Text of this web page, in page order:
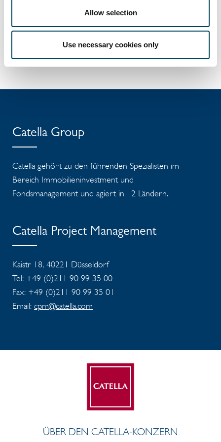
Allow selection
Use necessary cookies only
Thyssen-Zentrale in Düsseldorf mehr als 340
Wohnungen entstanden sind.
Catella Group
Catella gehört zu den führenden Spezialisten im
Bereich Immobilieninvestment und
Fondsmanagement und agiert in 12 Ländern.
Catella Project Management
Kaistr 18, 40221 Düsseldorf
Tel: +49 (0)211 90 99 35 00
Fax: +49 (0)211 90 99 35 01
Email: cpm@catella.com
ÜBER DEN CATELLA-KONZERN